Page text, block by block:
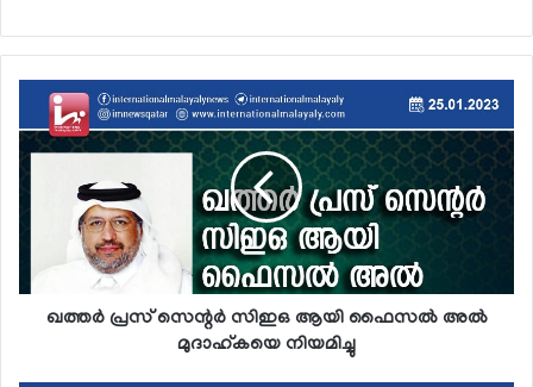
ഖത്തര്‍ പ്രസ് സെന്റര്‍ സിഇഒ ആയി ഫൈസല്‍ അല്‍
മുദാഹ്കയെ നിയമിച്ചു